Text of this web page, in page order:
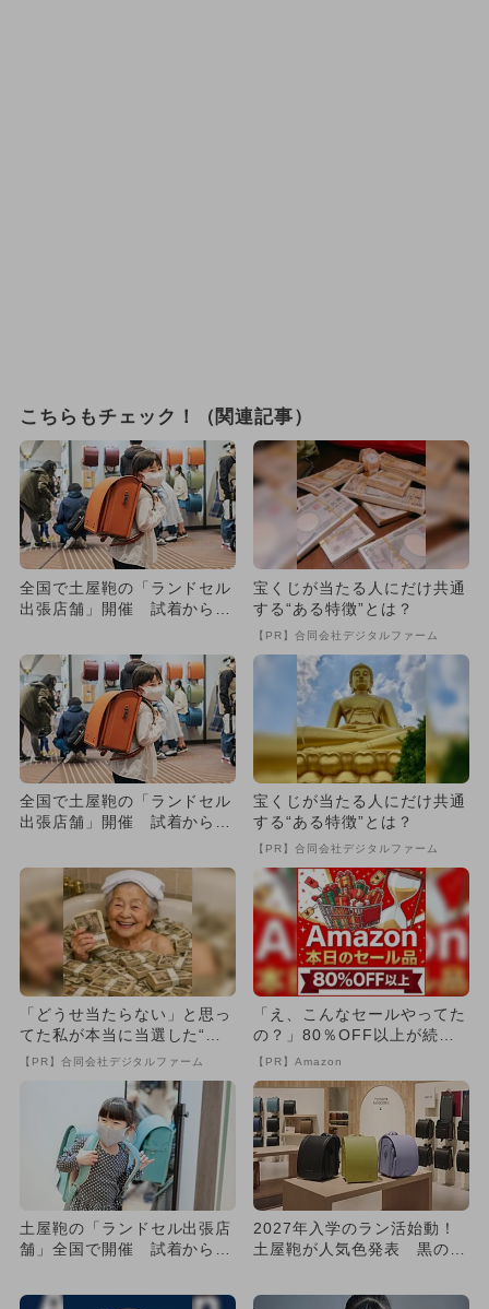
こちらもチェック！（関連記事）
全国で土屋鞄の「ランドセル
出張店舗」開催 試着から注
宝くじが当たる人にだけ共通
する“ある特徴”とは？
【PR】合同会社デジタルファーム
全国で土屋鞄の「ランドセル
出張店舗」開催 試着から注
宝くじが当たる人にだけ共通
する“ある特徴”とは？
【PR】合同会社デジタルファーム
「どうせ当たらない」と思っ
てた私が本当に当選した“買
い方”がこれ
【PR】合同会社デジタルファーム
「え、こんなセールやってた
の？」80％OFF以上が続々
登場！Amazonの本気が...
【PR】Amazon
土屋鞄の「ランドセル出張店
舗」全国で開催 試着から注
2027年入学のラン活始動！
土屋鞄が人気色発表 黒の進